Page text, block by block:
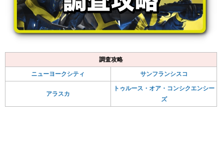
調査攻略
ニューヨークシティ
サンフランシスコ
アラスカ
トゥルース・オア・コンシクエンシー
ズ